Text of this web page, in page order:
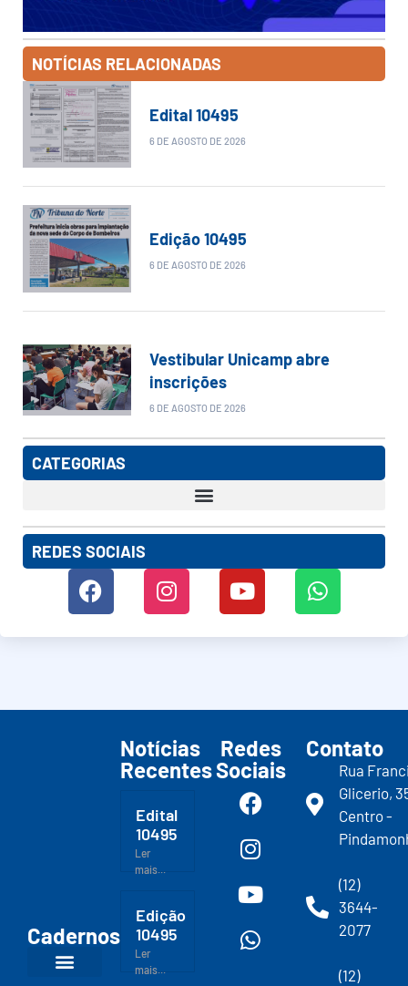
NOTÍCIAS RELACIONADAS
Edital 10495
6 DE AGOSTO DE 2026
Edição 10495
6 DE AGOSTO DE 2026
Vestibular Unicamp abre
inscrições
6 DE AGOSTO DE 2026
CATEGORIAS
REDES SOCIAIS
Cadernos
Notícias
Recentes
Edital
10495
Ler
mais...
Edição
10495
Ler
mais...
Redes
Sociais
Contato
Rua
Glicerio,
Centro -
(12)
3644-
2077
(12)